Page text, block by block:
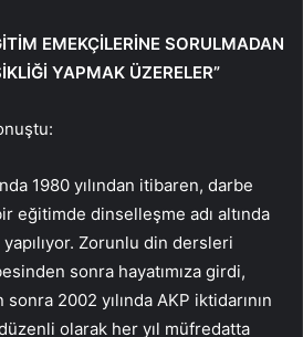
EMEKÇİLERİNE SORULMADAN
YAPMAK ÜZERELER”
1980 yılından itibaren, darbe
eğitimde dinselleşme adı altında
Zorunlu din dersleri
sonra hayatımıza girdi,
2002 yılında AKP iktidarının
olarak her yıl müfredatta